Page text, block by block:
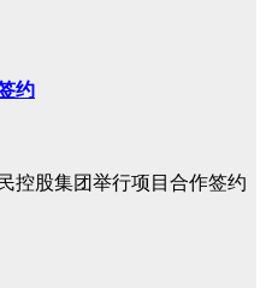
约
控股集团举行项目合作签约